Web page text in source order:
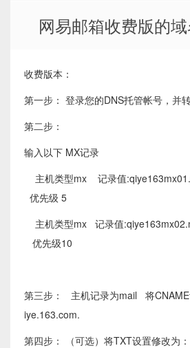
网易邮箱收费版的
收费版本：
第一步： 登录您的DNS托管帐号，并
第二步：
输入以下 MX记录
主机类型mx 记录值
优先级 5
主机类型mx 记录值
优先级10
第三步： 主机记录为mail 将
iye.163.com.
第四步： （可选）将TXT设置修改为